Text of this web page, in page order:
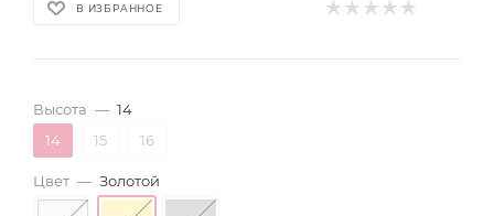
В ИЗБРАННОЕ
Высота — 14
14
15 16
Цвет — Золотой